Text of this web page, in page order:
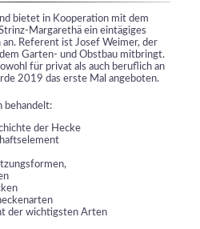
bietet in Kooperation mit dem
Margarethä ein eintägiges
an. Referent ist Josef Weimer, der
Garten- und Obstbau mitbringt.
für privat als auch beruflich an
2019 das erste Mal angeboten.
behandelt:
der Hecke
der wichtigsten Arten